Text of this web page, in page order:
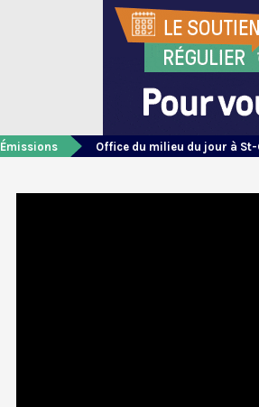
Émissions Office du milieu du jour à